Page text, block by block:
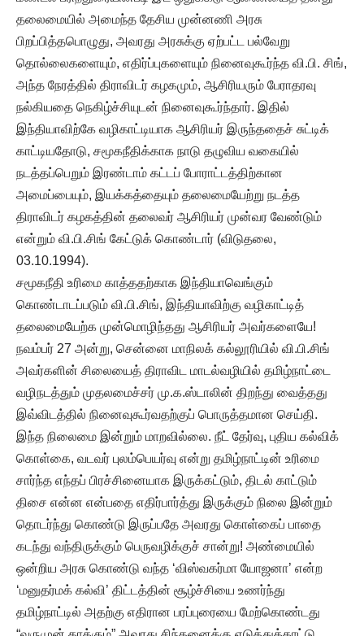
தலைமையில் அமைந்த தேசிய முன்னணி அரசு
பிறப்பித்தபொழுது, அவரது அரசுக்கு ஏற்பட்ட பல்வேறு
தொல்லைகளையும், எதிர்ப்புகளையும் நினைவுகூர்ந்த வி.பி. சிங்,
அந்த நேரத்தில் திராவிடர் கழகமும், ஆசிரியரும் பேராதரவு
நல்கியதை நெகிழ்ச்சியுடன் நினைவுகூர்ந்தார். இதில்
இந்தியாவிற்கே வழிகாட்டியாக ஆசிரியர் இருந்ததைச் சுட்டிக்
காட்டியதோடு, சமூகநீதிக்காக நாடு தழுவிய வகையில்
நடத்தப்பெறும் இரண்டாம் கட்டப் போராட்டத்திற்கான
அமைப்பையும், இயக்கத்தையும் தலைமையேற்று நடத்த
திராவிடர் கழகத்தின் தலைவர் ஆசிரியர் முன்வர வேண்டும்
என்றும் வி.பி.சிங் கேட்டுக் கொண்டார் (விடுதலை,
03.10.1994).
சமூகநீதி உரிமை காத்ததற்காக இந்தியாவெங்கும்
கொண்டாடப்படும் வி.பி.சிங், இந்தியாவிற்கு வழிகாட்டித்
தலைமையேற்க முன்மொழிந்தது ஆசிரியர் அவர்களையே!
நவம்பர் 27 அன்று, சென்னை மாநிலக் கல்லூரியில் வி.பி.சிங்
அவர்களின் சிலையைத் திராவிட மாடல்வழியில் தமிழ்நாட்டை
வழிநடத்தும் முதலமைச்சர் மு.க.ஸ்டாலின் திறந்து வைத்தது
இவ்விடத்தில் நினைவுகூர்வதற்குப் பொருத்தமான செய்தி.
இந்த நிலைமை இன்றும் மாறவில்லை. நீட் தேர்வு, புதிய கல்விக்
கொள்கை, வடவர் புலம்பெயர்வு என்று தமிழ்நாட்டின் உரிமை
சார்ந்த எந்தப் பிரச்சினையாக இருக்கட்டும், திடல் காட்டும்
திசை என்ன என்பதை எதிர்பார்த்து இருக்கும் நிலை இன்றும்
தொடர்ந்து கொண்டு இருப்பதே அவரது கொள்கைப் பாதை
கடந்து வந்திருக்கும் பெருவழிக்குச் சான்று! அண்மையில்
ஒன்றிய அரசு கொண்டு வந்த ‘விஸ்வகர்மா யோஜனா’ என்ற
‘மனுதர்மக் கல்வி’ திட்டத்தின் சூழ்ச்சியை உணர்ந்து
தமிழ்நாட்டில் அதற்கு எதிரான பரப்புரையை மேற்கொண்டது